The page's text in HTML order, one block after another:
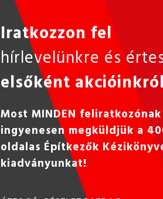
Iratkozzon fel
hírlevelünkre és
elsőként
Most MINDEN feliratkozónak
ingyenesen megküldjük a
oldalas Építkezők
kiadványunkat!